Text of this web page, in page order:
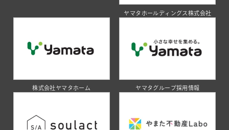
ヤマタホールディングス株式会社
株式会社ヤマタホーム ヤマタグループ採用情報